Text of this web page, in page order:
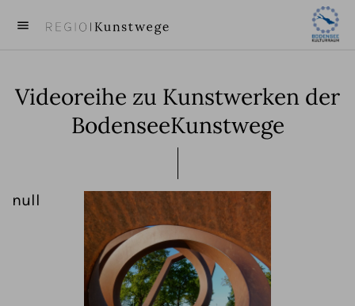
menu
close
KUNST
KÜNSTLER
BEITRÄGE
ÜBER UNS
Videoreihe zu Kunstwerken der
BodenseeKunstwege
null